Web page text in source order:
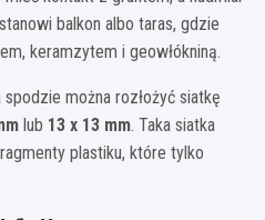
balkon albo taras, gdzie
keramzytem i geowłókniną.
można rozłożyć siatkę
lub 13 x 13 mm. Taka siatka
plastiku, które tylko